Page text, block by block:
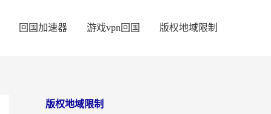
回国加速器 游戏vpn回国 版权地域限制
版权地域限制